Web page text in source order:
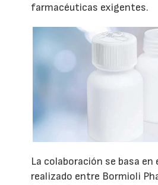
farmacéuticas exigentes.
La colaboración se basa en
realizado entre Bormioli